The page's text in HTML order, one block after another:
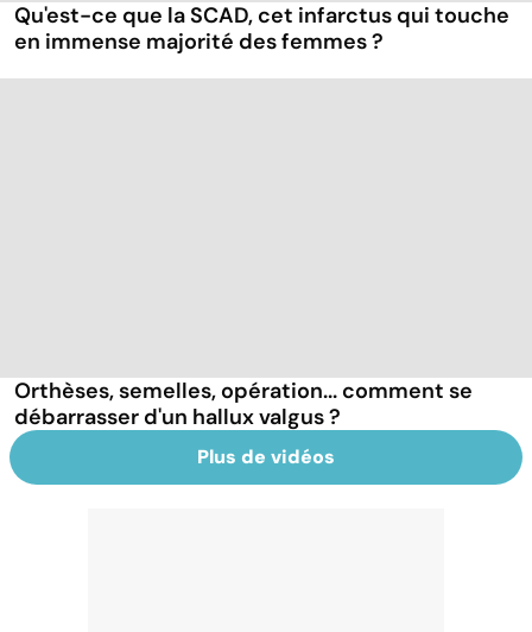
Qu'est-ce que la SCAD, cet infarctus qui touche
en immense majorité des femmes ?
Orthèses, semelles, opération... comment se
débarrasser d'un hallux valgus ?
Plus de vidéos